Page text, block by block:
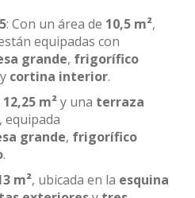
: Con un área de 10,5 m²,
equipadas con
grande, frigorífico
y cortina interior.
12,25 m²y una terraza
, equipada
grande, frigorífico
.
m², ubicada en la esquina